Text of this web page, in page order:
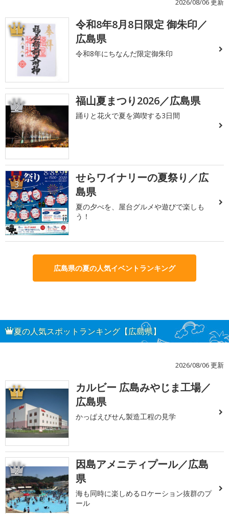
2026/08/06 更新
1
令和8年8月8日限定 御朱印／
広島県
令和8年にちなんだ限定御朱印
2 福山夏まつり2026／広島県
踊りと花火で夏を満喫する3日間
3
せらワイナリーの夏祭り／広
島県
夏の夕べを、屋台グルメや遊びで楽しも
う！
広島県の夏の人気イベントランキング
夏の人気スポットランキング【広島県】
2026/08/06 更新
1
カルビー 広島みやじま工場／
広島県
かっぱえびせん製造工程の見学
2
因島アメニティプール／広島
県
海も同時に楽しめるロケーション抜群のプ
ール